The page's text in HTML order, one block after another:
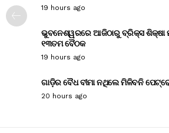
19 hours ago
ଭୁବନେଶ୍ୱରରେ ଆଜିଠାରୁ ବ୍ରିକ୍ସ ଶିକ୍ଷା
୧୩ତମ ବୈଠକ
19 hours ago
ଗାଡ଼ିର ବୈଧ ବୀମା ନଥିଲେ ମିଳିବନି
20 hours ago